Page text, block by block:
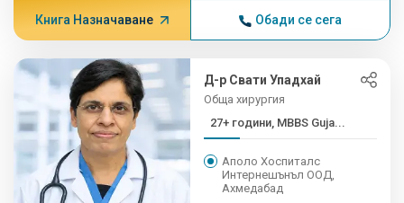
Книга Назначаване Обади се сега
Д-р Свати Упадхай
Обща хирургия
27+ години, MBBS Guja...
Аполо Хоспиталс
Интернешънъл ООД,
Ахмедабад